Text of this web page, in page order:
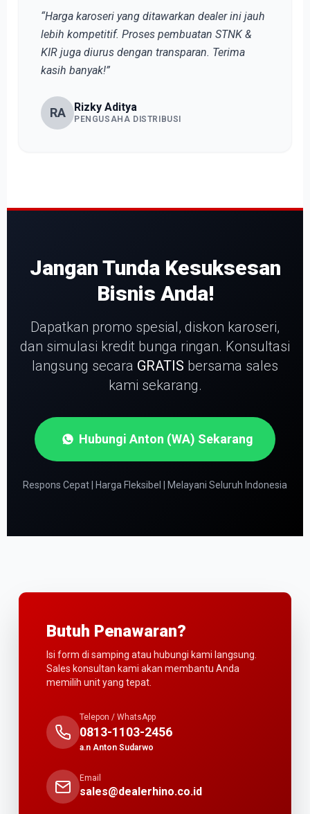
“Harga karoseri yang ditawarkan dealer ini jauh
lebih kompetitif. Proses pembuatan STNK &
KIR juga diurus dengan transparan. Terima
kasih banyak!”
RA Rizky Aditya
PENGUSAHA DISTRIBUSI
Jangan Tunda Kesuksesan
Bisnis Anda!
Dapatkan promo spesial, diskon karoseri,
dan simulasi kredit bunga ringan. Konsultasi
langsung secara GRATIS bersama sales
kami sekarang.
Hubungi Anton (WA) Sekarang
Respons Cepat | Harga Fleksibel | Melayani Seluruh Indonesia
Butuh Penawaran?
Isi form di samping atau hubungi kami langsung.
Sales konsultan kami akan membantu Anda
memilih unit yang tepat.
Telepon / WhatsApp
0813-1103-2456
a.n Anton Sudarwo
Email
sales@dealerhino.co.id